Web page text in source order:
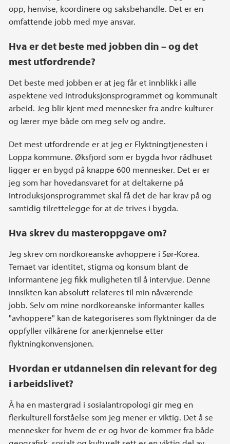
opp, henvise, koordinere og saksbehandle. Det er en
omfattende jobb med mye ansvar.
Hva er det beste med jobben din – og det
mest utfordrende?
Det beste med jobben er at jeg får et innblikk i alle
aspektene ved introduksjonsprogrammet og kommunalt
arbeid. Jeg blir kjent med mennesker fra andre kulturer
og lærer mye både om meg selv og andre.
Det mest utfordrende er at jeg er Flyktningtjenesten i
Loppa kommune. Øksfjord som er bygda hvor rådhuset
ligger er en bygd på knappe 600 mennesker. Det er er
jeg som har hovedansvaret for at deltakerne på
introduksjonsprogrammet skal få det de har krav på og
samtidig tilrettelegge for at de trives i bygda.
Hva skrev du masteroppgave om?
Jeg skrev om nordkoreanske avhoppere i Sør-Korea.
Temaet var identitet, stigma og konsum blant de
informantene jeg fikk muligheten til å intervjue. Denne
innsikten kan absolutt relateres til min nåværende
jobb. Selv om mine nordkoreanske informanter kalles
"avhoppere" kan de kategoriseres som flyktninger da de
oppfyller vilkårene for anerkjennelse etter
flyktningkonvensjonen.
Hvordan er utdannelsen din relevant for deg
i arbeidslivet?
Å ha en mastergrad i sosialantropologi gir meg en
flerkulturell forståelse som jeg mener er viktig. Det å se
mennesker for hvem de er og hvor de kommer fra både